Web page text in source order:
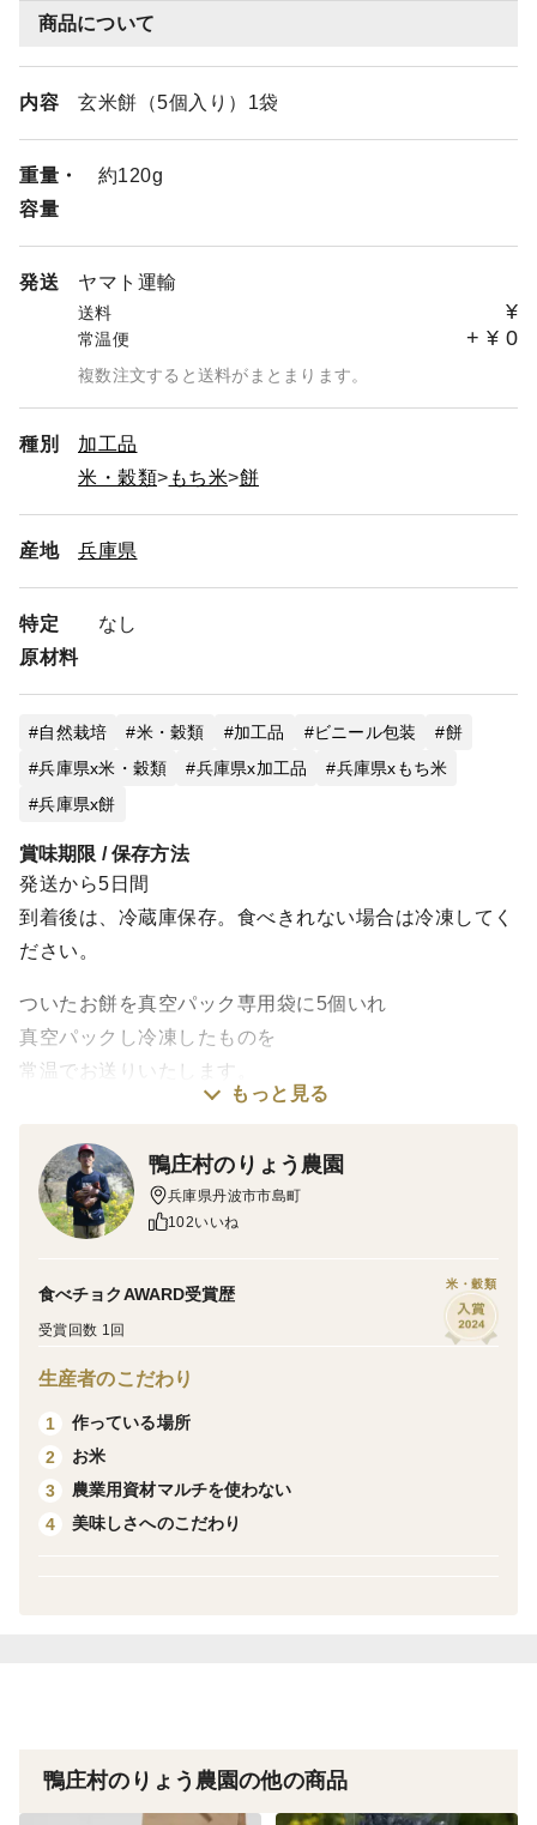
商品について
内容 玄米餅（5個入り）1袋
重量・
容量
約120g
発送 ヤマト運輸
送料 ¥
常温便 + ¥ 0
複数注文すると送料がまとまります。
種別
加工品
米・穀類
もち米 餅
産地 兵庫県
特定
原材料
なし
自然栽培 米・穀類 加工品 ビニール包装
餅
兵庫県x米・穀類
兵庫県x加工品
兵庫県xもち米
兵庫県x餅
賞味期限 / 保存方法
発送から5日間
到着後は、冷蔵庫保存。食べきれない場合は冷凍してく
ださい。
ついたお餅を真空パック専用袋に5個いれ
真空パックし冷凍したものを
常温でお送りいたします。
2023年度より菓子製造免許を取得し新設した加工場に
機械化をすすめ衛生面に気を付けて行っています。
到着後は、冷蔵庫で保存頂き5日以内にお召し上がりく
5日以上お召し上がりにならない場合は、冷凍して保存
ください。
まで化学肥料や動物性堆肥（植物の枯れ草以外）は、
入っておりません。除草は、チェーン除草と昔ながらの
もっと見る
鴨庄村のりょう農園
兵庫県丹波市市島町
102いいね
食べチョクAWARD受賞歴
受賞回数 1回
米・穀類
生産者のこだわり
1
作っている場所
2
お米
3
農業用資材マルチを使わない
4
美味しさへのこだわり
鴨庄村のりょう農園の他の商品